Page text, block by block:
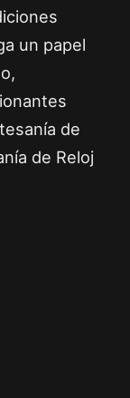
un papel
de
de Reloj